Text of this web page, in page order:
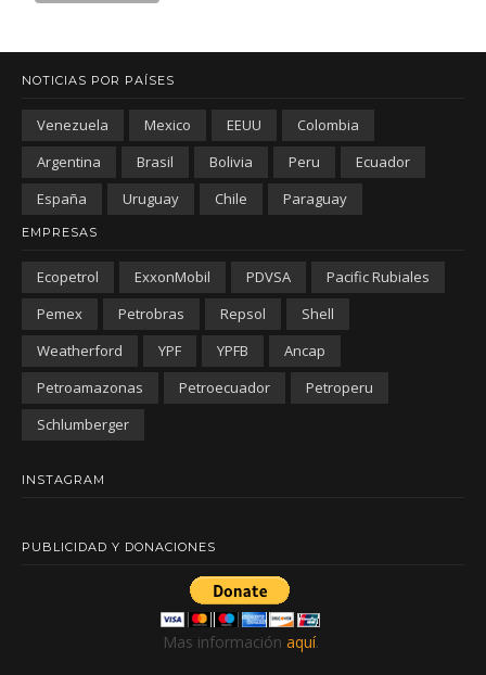
NOTICIAS POR PAÍSES
Venezuela Mexico EEUU
Colombia
Argentina
Brasil Bolivia Peru
Ecuador
España
Uruguay Chile Paraguay
EMPRESAS
Ecopetrol ExxonMobil PDVSA
Pacific Rubiales
Pemex
Petrobras Repsol
Shell
Weatherford
YPF YPFB
Ancap
Petroamazonas
Petroecuador
Petroperu
Schlumberger
INSTAGRAM
PUBLICIDAD Y DONACIONES
Mas información aquí.